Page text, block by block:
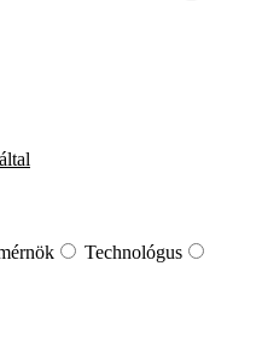
Technológus